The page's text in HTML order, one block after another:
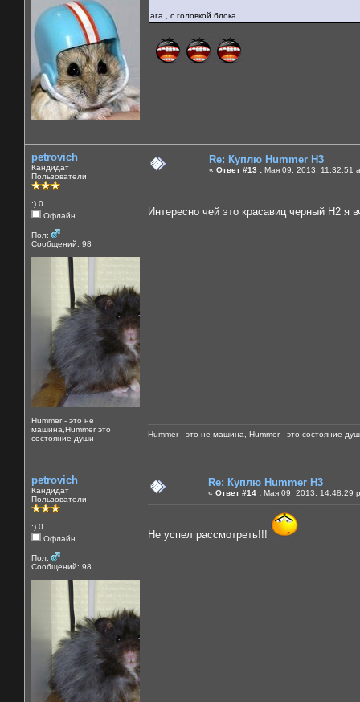
ага , с головкой блока
petrovich
Кандидат
Пользователи
:) 0
Офлайн
Пол:
Сообщений: 98
Hummer - это не
машина,Hummer это
состояние души
Re: Куплю Hummer H3
« Ответ #13 : Мая 09, 2013, 11:32:51
Интересно чей это красавиц черный Н2 я
Hummer - это не машина, Hummer - это состояние
petrovich
Кандидат
Пользователи
:) 0
Офлайн
Пол:
Сообщений: 98
Re: Куплю Hummer H3
« Ответ #14 : Мая 09, 2013, 14:48:29
Не успел рассмотреть!!!